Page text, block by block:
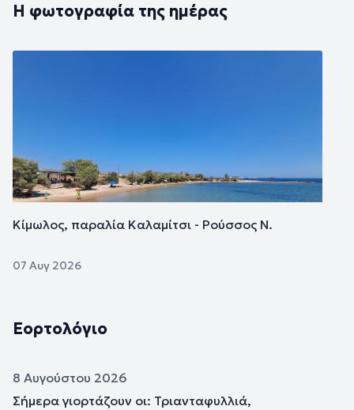
Η φωτογραφία της ημέρας
Κίμωλος, παραλία Καλαμίτσι - Ρούσσος Ν.
07 Αυγ 2026
Εορτολόγιο
8 Αυγούστου 2026
Σήμερα γιορτάζουν οι: Τριανταφυλλιά,